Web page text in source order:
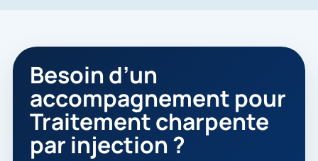
Besoin d’un
accompagnement pour
Traitement charpente
par injection ?